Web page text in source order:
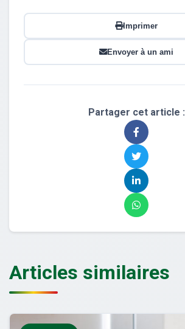
Imprimer
Envoyer à un ami
Partager cet article :
Articles similaires